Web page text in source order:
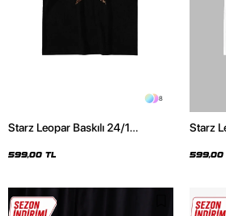
8
Starz Leopar Baskılı 24/1
599,00 TL
Starz
599,00